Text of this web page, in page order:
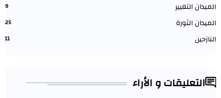
الميدان التغيير 9
الميدان الثورة 25
النازحين 11
التعليقات و الأراء